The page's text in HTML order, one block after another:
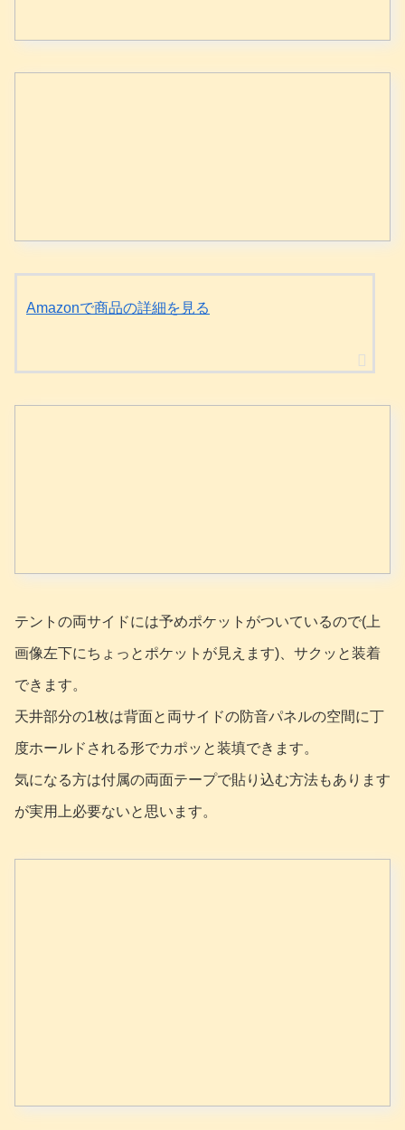
Amazonで商品の詳細を見る
テントの両サイドには予めポケットがついているので(上
画像左下にちょっとポケットが見えます)、サクッと装着
できます。
天井部分の1枚は背面と両サイドの防音パネルの空間に丁
度ホールドされる形でカポッと装填できます。
気になる方は付属の両面テープで貼り込む方法もあります
が実用上必要ないと思います。